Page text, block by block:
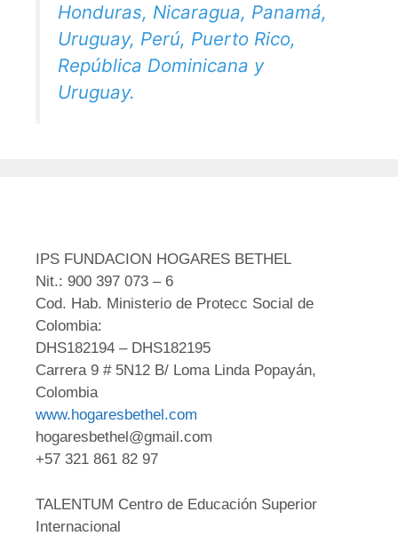
Honduras, Nicaragua, Panamá,
Uruguay, Perú, Puerto Rico,
República Dominicana y
Uruguay.
IPS FUNDACION HOGARES BETHEL
Nit.: 900 397 073 – 6
Cod. Hab. Ministerio de Protecc Social de
Colombia:
DHS182194 – DHS182195
Carrera 9 # 5N12 B/ Loma Linda Popayán,
Colombia
www.hogaresbethel.com
hogaresbethel@gmail.com
+57 321 861 82 97
TALENTUM Centro de Educación Superior
Internacional